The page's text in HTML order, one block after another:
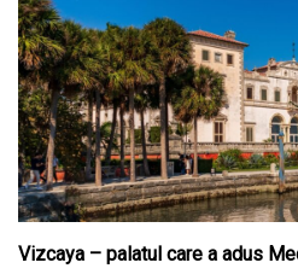
Vizcaya – palatul care a adus